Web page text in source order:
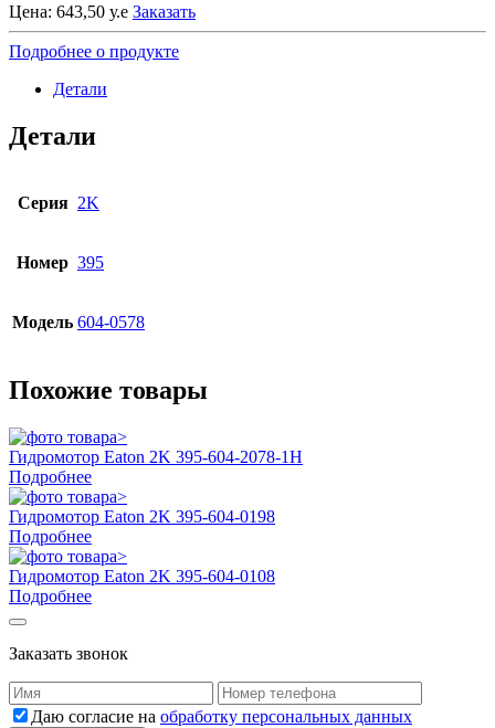
Цена: 643,50 у.е Заказать
Подробнее о продукте
Детали
Детали
Серия 2K
Номер 395
Модель 604-0578
Похожие товары
Гидромотор Eaton 2K 395-604-2078-1H
Подробнее
Гидромотор Eaton 2K 395-604-0198
Подробнее
Гидромотор Eaton 2K 395-604-0108
Подробнее
Заказать звонок
Даю согласие на обработку персональных данных